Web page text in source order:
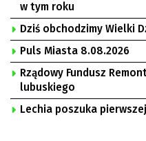
w tym roku
Dziś obchodzimy Wielki
Puls Miasta 8.08.2026
Rządowy Fundusz
lubuskiego
Lechia poszuka